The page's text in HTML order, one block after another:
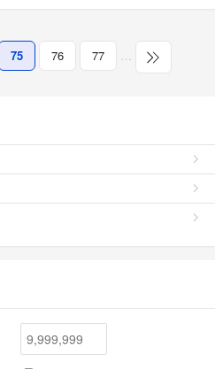
75 76 77 …